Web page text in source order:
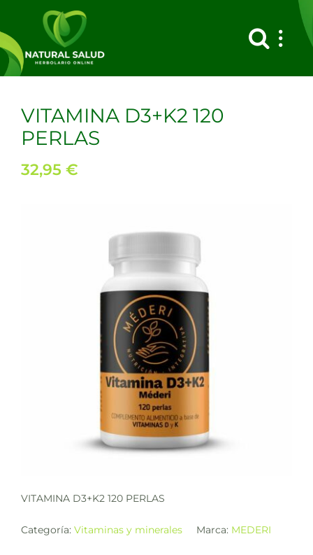
contenido
VITAMINA D3+K2 120
PERLAS
32,95 €
VITAMINA D3+K2 120 PERLAS
Categoría: Vitaminas y minerales Marca: MEDERI